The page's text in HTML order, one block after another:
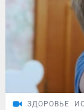
ЗДОРОВЬЕ